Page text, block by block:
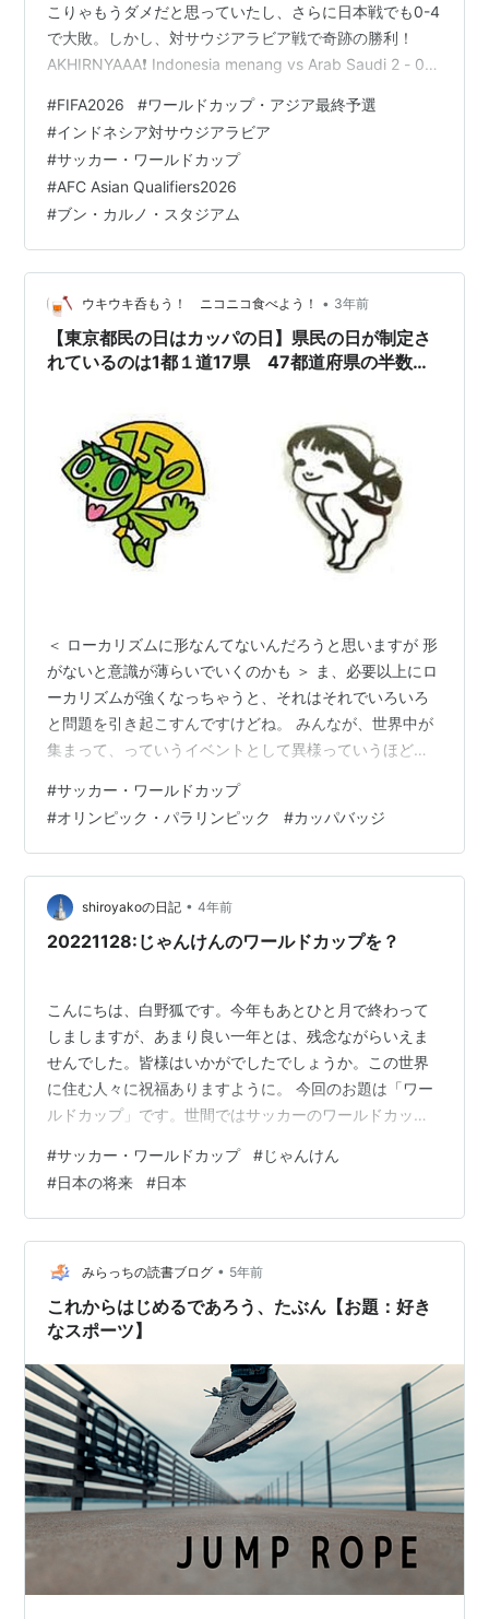
こりゃもうダメだと思っていたし、さらに日本戦でも0-4
で大敗。しかし、対サウジアラビア戦で奇跡の勝利！
AKHIRNYAAA❗ Indonesia menang vs Arab Saudi 2 - 0 [
Around - YouTubeより、前半戦のビデオもあり。試合後
の様子も見られる。 www.youtube.com 女性観客1割ぐら
い、これが多いのか少ないのか、他の国と比較して…
#FIFA2026 #ワールドカップ・アジア最終予選
#インドネシア対サウジアラビア
#サッカー・ワールドカップ
#AFC Asian Qualifiers2026
#ブン・カルノ・スタジアム
ウキウキ呑もう！ ニコニコ食べよう！ • 3年前
【東京都民の日はカッパの日】県民の日が制定さ
れているのは1都１道17県 47都道府県の半数以
＜ ローカリズムに形なんてないんだろうと思いますが 形
がないと意識が薄らいでいくのかも ＞ ま、必要以上にロ
ーカリズムが強くなっちゃうと、それはそれでいろいろ
と問題を引き起こすんですけどね。 みんなが、世界中が
集まって、っていうイベントとして異様っていうほどに
リカ、メキシコ、カナダの共同開催で、その次の2030年
はモロッコ、スペイン、ポルトガルの共同開催になるっ
ていうことですね。 大きくなる一方だった地球規模イベ
ントは放送権料だとか、会場整備だとかの費用が掛かり
過ぎるからなのか、もはや1か国だけでの開催っていう形
態は採りづらくなって来ている…
#サッカー・ワールドカップ
#オリンピック・パラリンピック #カッパバッジ
shiroyakoの日記 • 4年前
20221128:じゃんけんのワールドカップを？
こんにちは、白野狐です。今年もあとひと月で終わって
しましますが、あまり良い一年とは、残念ながらいえま
せんでした。皆様はいかがでしたでしょうか。この世界
に住む人々に祝福ありますように。 今回のお題は「ワー
ルドカップ」です。世間ではサッカーのワールドカップ
て大喜びとかコスタリカのチームに負けてがっかりとか
いろいろ騒がしいようです。 日本のチームが試合に勝っ
て大喜び、というところで文句を言ったひとがいて、発
言を撤回に追い込まれたなどというニュースもありまし
た。これは文句のいうひとのほうが正しくないでしょ
う、最初に書いたように「今年はよい一年ではありま…
#サッカー・ワールドカップ #じゃんけん
#日本の将来 #日本
みらっちの読書ブログ • 5年前
これからはじめるであろう、たぶん【お題：好き
なスポーツ】